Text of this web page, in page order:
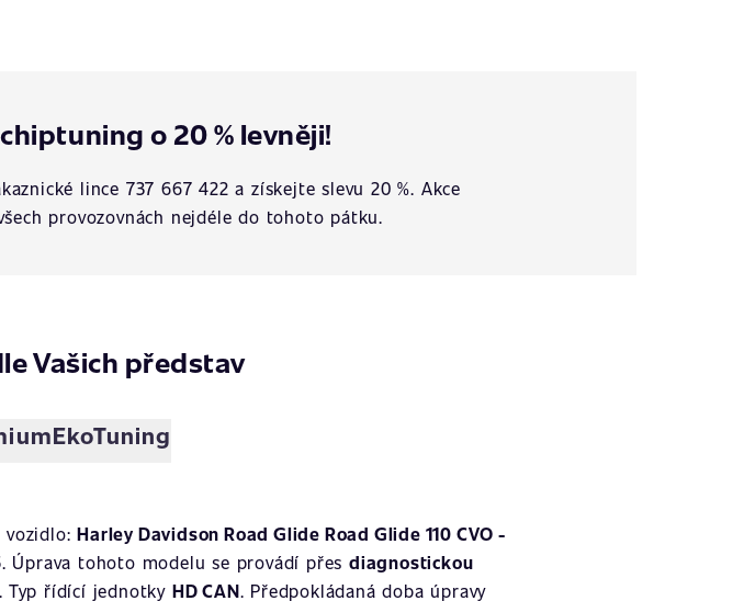
o 20 % levněji!
lince 737 667 422 a získejte slevu 20 %. Akce
provozovnách nejdéle do tohoto pátku.
Vašich představ
EkoTuning
vozidlo:Harley Davidson Road Glide Road Glide 110 CVO -
. Úprava tohoto modelu se provádí přes diagnostickou
. Typ řídící jednotky HD CAN. Předpokládaná doba úpravy